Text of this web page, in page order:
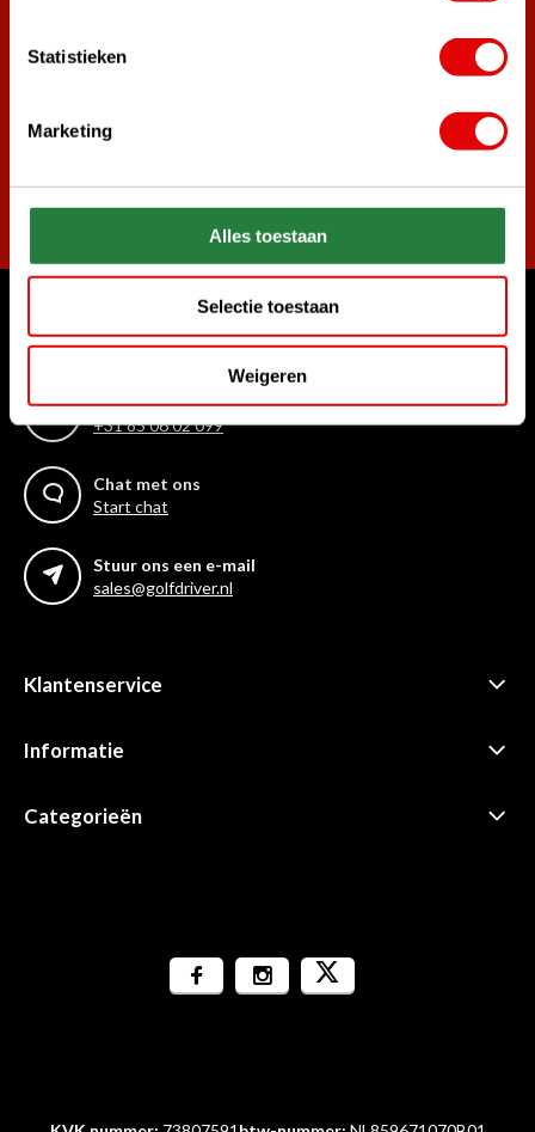
Statistieken
Marketing
Alles toestaan
Selectie toestaan
Weigeren
Word ook lid van de nieuwsbrief en mis nooit meer de beste
golf aanbiedingen!
Abonneer
Waar kunnen we u mee helpen?
Bel ons gerust
+31 85 06 02 099
Chat met ons
Start chat
Stuur ons een e-mail
sales@golfdriver.nl
Klantenservice
Informatie
Categorieën